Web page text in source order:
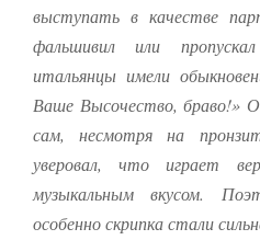
выступать в качестве
фальшивил или
итальянцы имели
Ваше Высочество, браво!»
сам, несмотря на
уверовал, что играет
музыкальным вкусом.
особенно скрипка стали